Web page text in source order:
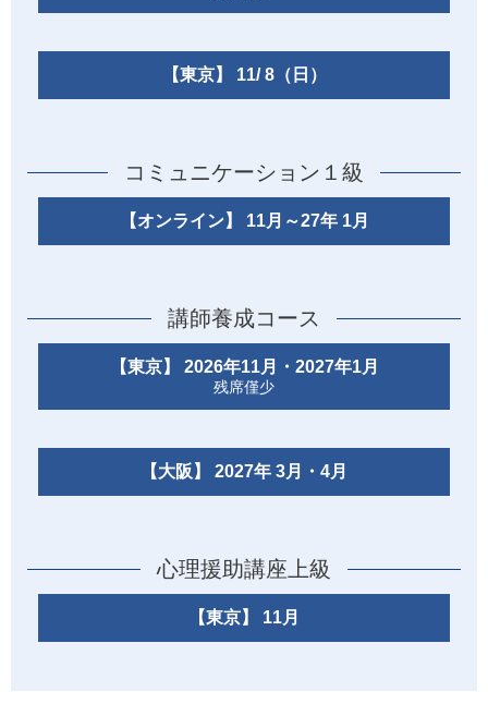
【東京】 11/ 8（日）
コミュニケーション１級
【オンライン】 11月～27年 1月
講師養成コース
【東京】 2026年11月・2027年1月
残席僅少
【大阪】 2027年 3月・4月
心理援助講座上級
【東京】 11月